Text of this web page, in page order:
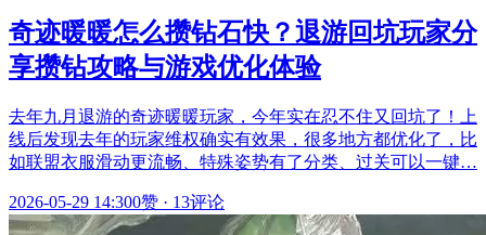
奇迹暖暖怎么攒钻石快？退游回坑玩家分
享攒钻攻略与游戏优化体验
去年九月退游的奇迹暖暖玩家，今年实在忍不住又回坑了！上
线后发现去年的玩家维权确实有效果，很多地方都优化了，比
如联盟衣服滑动更流畅、特殊姿势有了分类、过关可以一键…
2026-05-29 14:300赞 · 13评论